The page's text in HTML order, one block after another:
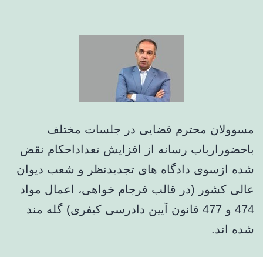
مسوولان محترم قضایی در جلسات مختلف
باحضورارباب رسانه از افزایش تعداداحکام نقض
شده ازسوی دادگاه های تجدیدنظر و شعب دیوان
عالی کشور (در قالب فرجام خواهی، اعمال مواد
474 و 477 قانون آیین دادرسی کیفری) گله مند
شده اند.